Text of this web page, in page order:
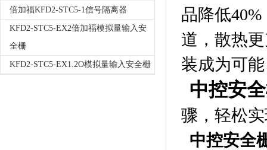
倍加福KFD2-STC5-1信号隔离器
KFD2-STC5-EX2倍加福模拟量输入安
全栅
KFD2-STC5-EX1.2O模拟量输入安全栅
品降低
道，散热
装成为可
中控安
骤，轻松
中控安全